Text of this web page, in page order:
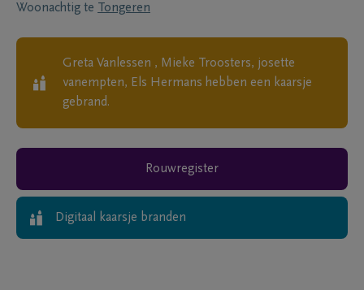
Woonachtig te Tongeren
Greta Vanlessen , Mieke Troosters, josette
vanempten, Els Hermans hebben een kaarsje
gebrand.
Rouwregister
Digitaal kaarsje branden